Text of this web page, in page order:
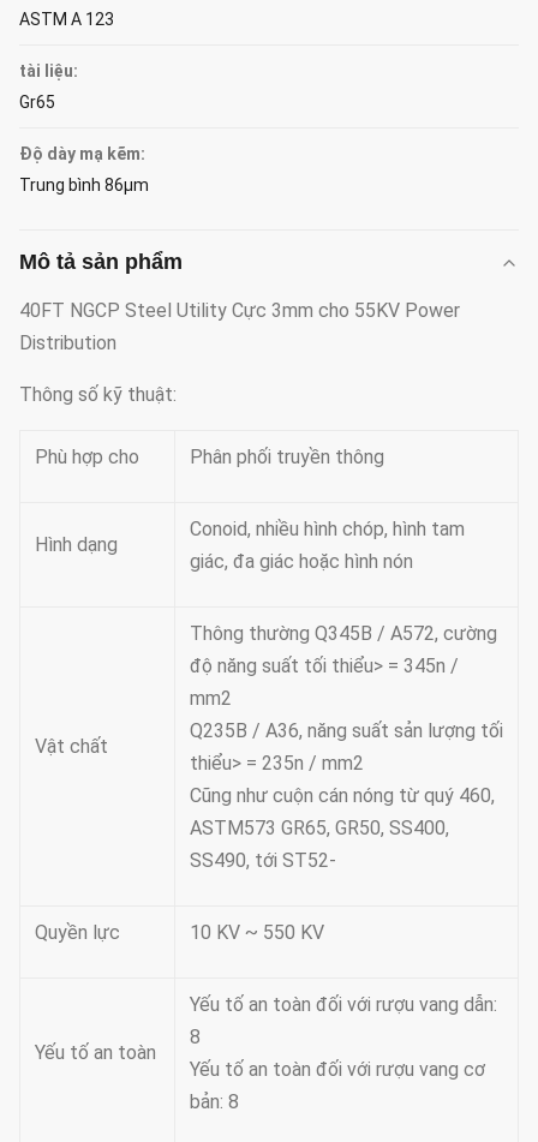
ASTM A 123
tài liệu:
Gr65
Độ dày mạ kẽm:
Trung bình 86μm
Mô tả sản phẩm
40FT NGCP Steel Utility Cực 3mm cho 55KV Power
Distribution
Thông số kỹ thuật:
Phù hợp cho Phân phối truyền thông
Hình dạng
Conoid, nhiều hình chóp, hình tam
giác, đa giác hoặc hình nón
Vật chất
Thông thường Q345B / A572, cường
độ năng suất tối thiểu> = 345n /
mm2
Q235B / A36, năng suất sản lượng tối
thiểu> = 235n / mm2
Cũng như cuộn cán nóng từ quý 460,
ASTM573 GR65, GR50, SS400,
SS490, tới ST52-
Quyền lực 10 KV ~ 550 KV
Yếu tố an toàn
Yếu tố an toàn đối với rượu vang dẫn:
8
Yếu tố an toàn đối với rượu vang cơ
bản: 8